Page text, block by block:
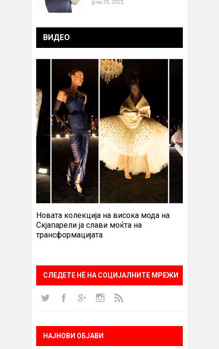
јули 29, 2021
ВИДЕО
Новата колекција на висока мода на
Скјапарели ја слави моќта на
трансформацијата
СЛЕДЕТЕ НÈ НА СОЦИЈАЛНИТЕ МРЕЖИ
НАЈНОВИ ОБЈАВИ